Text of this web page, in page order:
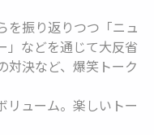
を振り返りつつ「ニュ
」などを通じて大反省
対決など、爆笑トーク
リューム。楽しいトー